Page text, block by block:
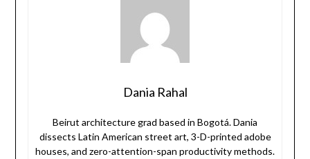
Dania Rahal
Beirut architecture grad based in Bogotá. Dania
dissects Latin American street art, 3-D-printed adobe
houses, and zero-attention-span productivity methods.